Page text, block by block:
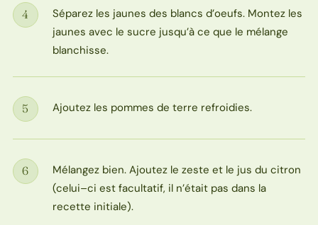
Étape
4
Séparez les jaunes des blancs d’oeufs. Montez les
jaunes avec le sucre jusqu’à ce que le mélange
blanchisse.
Étape
5 Ajoutez les pommes de terre refroidies.
Étape
6
Mélangez bien. Ajoutez le zeste et le jus du citron
(celui–ci est facultatif, il n’était pas dans la
recette initiale).